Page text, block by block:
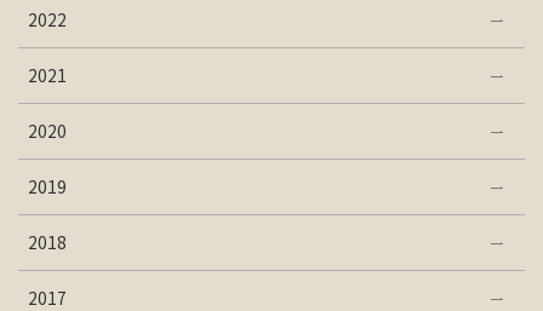
2022
2021
2020
2019
2018
2017